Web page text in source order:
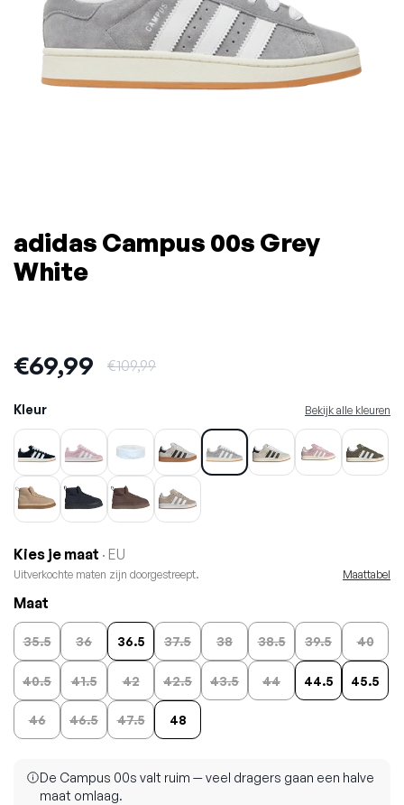
adidas Campus 00s Grey
White
Uitverkoopprijs:
€69,99 Normale prijs:
€109,99
Kleur Bekijk alle kleuren
Kies je maat · EU
Uitverkochte maten zijn doorgestreept. Maattabel
Maat
35.5 36 36.5 37.5 38 38.5 39.5 40
40.5 41.5 42 42.5 43.5 44 44.5 45.5
46 46.5 47.5 48
De Campus 00s valt ruim — veel dragers gaan een halve
maat omlaag.